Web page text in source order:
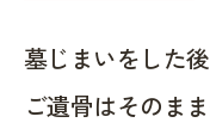
墓じまいをした
ご遺骨はそのま